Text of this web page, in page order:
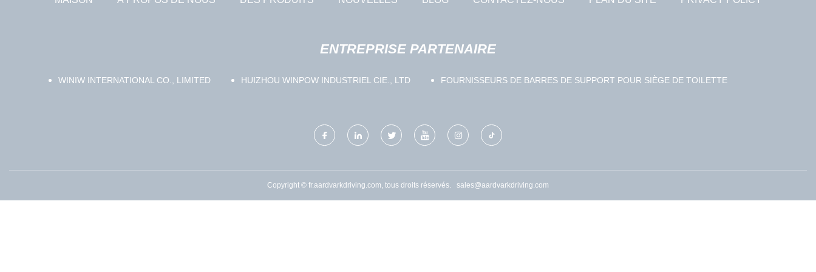
ENTREPRISE PARTENAIRE
WINIW INTERNATIONAL CO., LIMITED HUIZHOU WINPOW INDUSTRIEL CIE., LTD FOURNISSEURS DE BARRES DE SUPPORT POUR SIÈGE DE TOILETTE
Copyright © fr.aardvarkdriving.com, tous droits réservés. sales@aardvarkdriving.com